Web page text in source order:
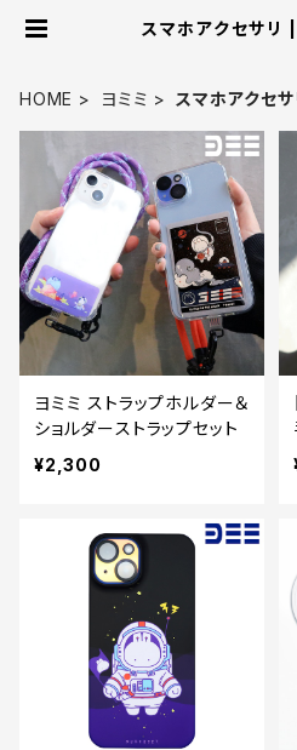
スマホアクセサ
HOME ヨミミ スマホアクセサ
ヨミミ ストラップホルダー＆
ショルダーストラップセット
¥2,300